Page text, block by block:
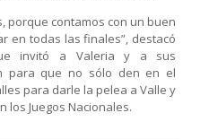
porque contamos con un buen
en todas las finales”, destacó
invitó a Valeria y a sus
para que no sólo den en el
para darle la pelea a Valle y
los Juegos Nacionales.